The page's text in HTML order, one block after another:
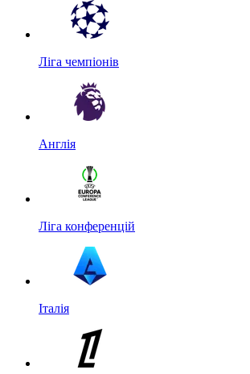
Ліга чемпіонів
Англія
Ліга конференцій
Італія